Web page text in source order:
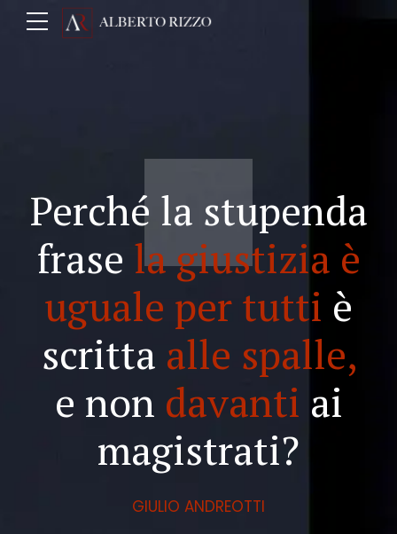
Perché la stupenda
frase la giustizia è
uguale per tutti è
scritta alle spalle,
e non davanti ai
magistrati?
GIULIO ANDREOTTI